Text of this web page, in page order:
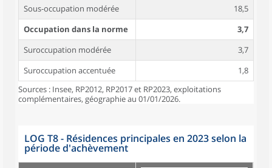
Sous-occupation modérée
18,5
Occupation dans la norme
3,7
Suroccupation modérée
3,7
Suroccupation accentuée
1,8
Sources : Insee, RP2012, RP2017 et RP2023, exploitations
complémentaires, géographie au 01/01/2026.
LOG T8 - Résidences principales en 2023 selon la
période d'achèvement